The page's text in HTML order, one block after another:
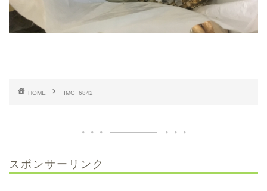
HOME IMG_6842
スポンサーリンク